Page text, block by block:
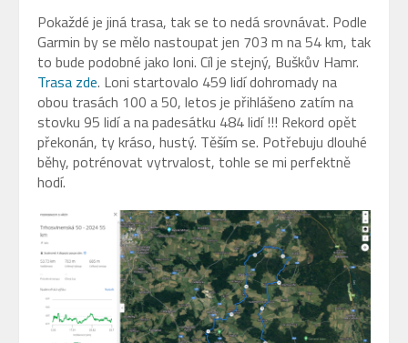
Pokaždé je jiná trasa, tak se to nedá srovnávat. Podle
Garmin by se mělo nastoupat jen 703 m na 54 km, tak
to bude podobné jako loni. Cíl je stejný, Buškův Hamr.
Trasa zde. Loni startovalo 459 lidí dohromady na
obou trasách 100 a 50, letos je přihlášeno zatím na
stovku 95 lidí a na padesátku 484 lidí !!! Rekord opět
překonán, ty kráso, hustý. Těším se. Potřebuju dlouhé
běhy, potrénovat vytrvalost, tohle se mi perfektně
hodí.